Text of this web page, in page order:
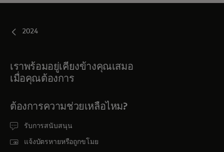
2024
เราพร้อมอยู่เคียงข้างคุณเสมอ
เมื่อคุณต้องการ
ต้องการความช่วยเหลือไหม?
รับการสนับสนุน
แจ้งบัตรหายหรือถูกขโมย